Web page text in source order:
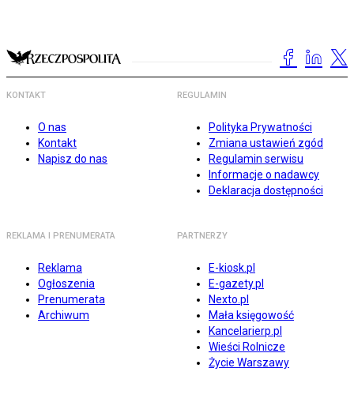
KONTAKT
O nas
Kontakt
Napisz do nas
REGULAMIN
Polityka Prywatności
Zmiana ustawień zgód
Regulamin serwisu
Informacje o nadawcy
Deklaracja dostępności
REKLAMA I PRENUMERATA
Reklama
Ogłoszenia
Prenumerata
Archiwum
PARTNERZY
E-kiosk.pl
E-gazety.pl
Nexto.pl
Mała księgowość
Kancelarierp.pl
Wieści Rolnicze
Życie Warszawy